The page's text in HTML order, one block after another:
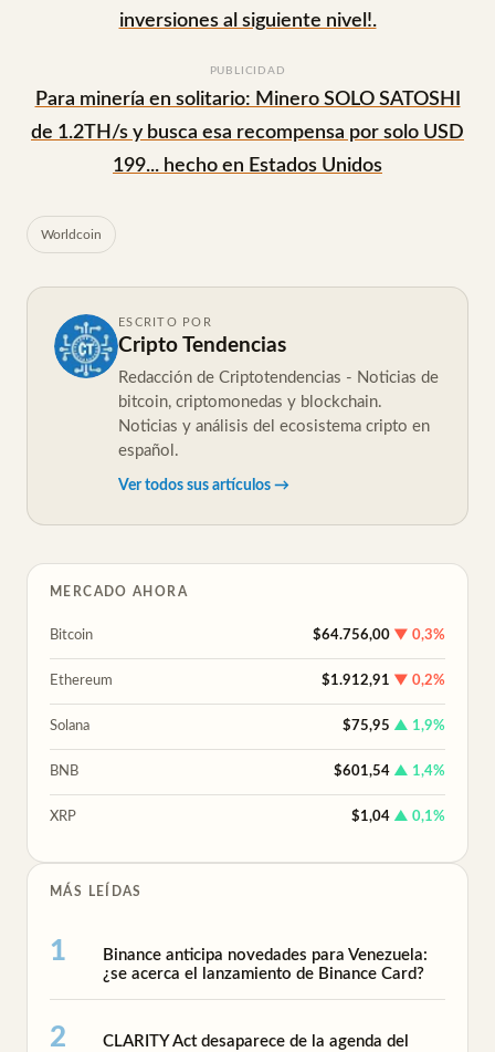
inversiones al siguiente nivel!.
PUBLICIDAD
Para minería en solitario: Minero SOLO SATOSHI
de 1.2TH/s y busca esa recompensa por solo USD
199... hecho en Estados Unidos
Worldcoin
ESCRITO POR
Cripto Tendencias
Redacción de Criptotendencias - Noticias de
bitcoin, criptomonedas y blockchain.
Noticias y análisis del ecosistema cripto en
español.
Ver todos sus artículos →
MERCADO AHORA
Bitcoin $64.756,00 ▼ 0,3%
Ethereum $1.912,91 ▼ 0,2%
Solana $75,95 ▲ 1,9%
BNB $601,54 ▲ 1,4%
XRP $1,04 ▲ 0,1%
MÁS LEÍDAS
Binance anticipa novedades para Venezuela:
¿se acerca el lanzamiento de Binance Card?
CLARITY Act desaparece de la agenda del